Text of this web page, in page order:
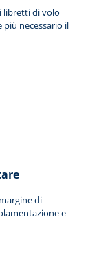
libretti di volo
necessario il
di
e